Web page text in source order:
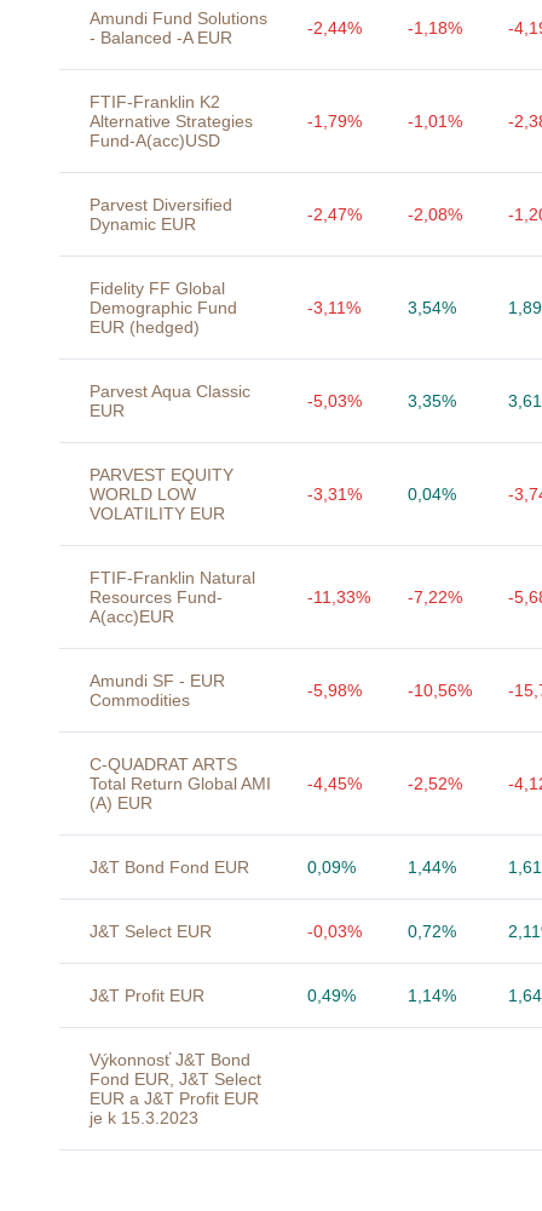
Amundi Fund Solutions
- Balanced -A EUR
-2,44% -1,18% -
FTIF-Franklin K2
Alternative Strategies
Fund-A(acc)USD
-1,79% -1,01% -
Parvest Diversified
Dynamic EUR
-2,47% -2,08% -
Fidelity FF Global
Demographic Fund
EUR (hedged)
-3,11% 3,54%
Parvest Aqua Classic
EUR
-5,03% 3,35%
PARVEST EQUITY
WORLD LOW
VOLATILITY EUR
-3,31% 0,04% -
FTIF-Franklin Natural
Resources Fund-
A(acc)EUR
-11,33% -7,22% -
Amundi SF - EUR
Commodities
-5,98% -10,56% -
C-QUADRAT ARTS
Total Return Global AMI
(A) EUR
-4,45% -2,52% -
J&T Bond Fond EUR 0,09% 1,44%
J&T Select EUR -0,03% 0,72%
J&T Profit EUR 0,49% 1,14%
Výkonnosť J&T Bond
Fond EUR, J&T Select
EUR a J&T Profit EUR
je k 15.3.2023